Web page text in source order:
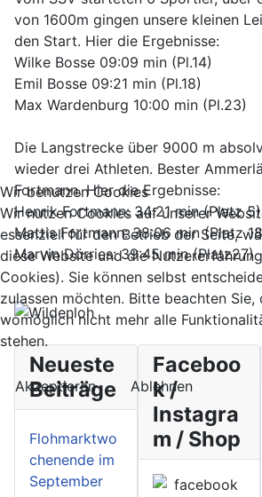
von 1600m gingen unsere kleinen
den Start. Hier die Ergebnisse:
Wilke Bosse 09:09 min (Pl.14)
Emil Bosse 09:21 min (Pl.18)
Max Wardenburg 10:00 min (Pl.23)
Die Langstrecke über 9000 m
wieder drei Athleten. Bester
Fortmann. Hier die Ergebnisse:
Henrik Fortmann: 34:21 min (Platz 5)
Mattis Fortmann: 38:06 min (Platz
Marvin Dörries: 39:45 min (Platz27)
Neueste
Beiträge
Flohmarktwo
chenende im
September
Faceboo
k /
Instagra
m / Shop
Wir benutzen Cookies
Wir nutzen Cookies auf unserer
essenziell für den Betrieb der Seite,
diese Website und die
Cookies). Sie können selbst
zulassen möchten. Bitte beachten
womöglich nicht mehr alle
stehen.
Akzeptieren Ablehnen